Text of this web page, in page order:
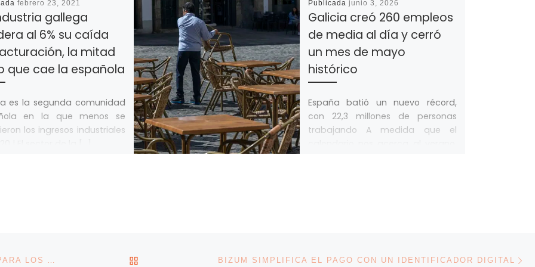
febrero 23, 2021
gallega
al 6% su caída
la mitad
que cae la española
es la segunda comunidad
en la que menos se
los ingresos industriales
Publicada junio 3, 2026
Galicia creó 260 empleos
de media al día y cerró
un mes de mayo
histórico
España batió un nuevo récord,
con 22,3 millones de personas
trabajando A medida que el
HACIENDA ESTUDIA SUBIR AL 10% LA DEDUCCIÓN PARA LOS AUTÓNOMOS POR GASTOS NO JUSTIFICABLES VOLVER A LA LISTA DE ENTRADAS
BIZUM SIMPLIFICA EL PAGO CON UN IDENTIFICADOR DIGITAL